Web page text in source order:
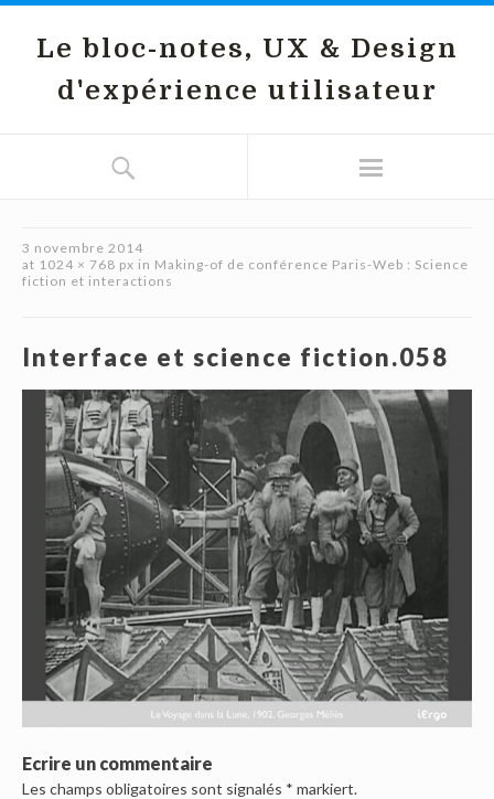
Le bloc-notes, UX & Design
d'expérience utilisateur
3 novembre 2014
at 1024 × 768 px in Making-of de conférence Paris-Web : Science
fiction et interactions
Interface et science fiction.058
Ecrire un commentaire
Les champs obligatoires sont signalés * markiert.